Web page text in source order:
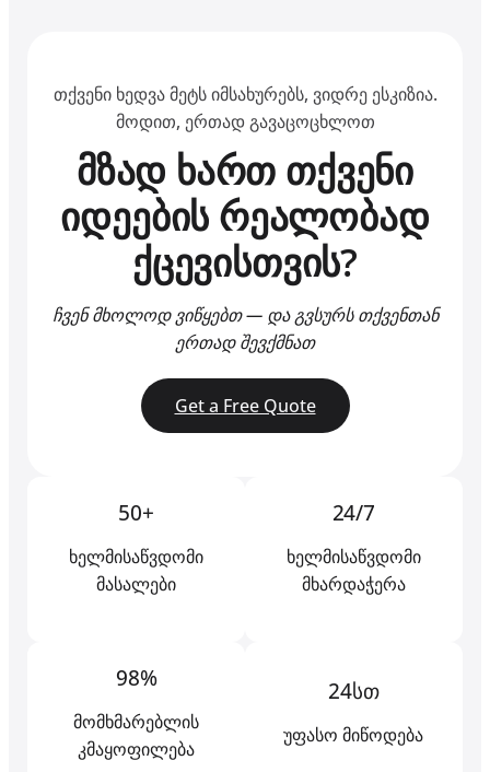
თქვენი ხედვა მეტს იმსახურებს, ვიდრე ესკიზია.
მოდით, ერთად გავაცოცხლოთ
მზად ხართ თქვენი
იდეების რეალობად
ქცევისთვის?
ჩვენ მხოლოდ ვიწყებთ — და გვსურს თქვენთან
ერთად შევქმნათ
Get a Free Quote
50+
ხელმისაწვდომი
მასალები
24/7
ხელმისაწვდომი
მხარდაჭერა
98%
მომხმარებლის
კმაყოფილება
24სთ
უფასო მიწოდება